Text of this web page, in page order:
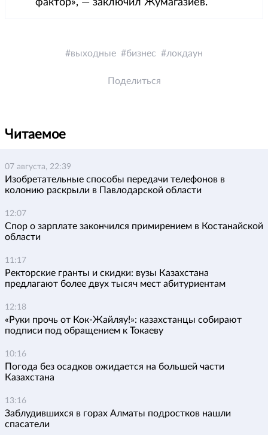
фактор», — заключил Жумагазиев.
выходные бизнес локдаун
Поделиться
Читаемое
07 августа, 22:39
Изобретательные способы передачи телефонов в
колонию раскрыли в Павлодарской области
12:07
Спор о зарплате закончился примирением в Костанайской
области
11:17
Ректорские гранты и скидки: вузы Казахстана
предлагают более двух тысяч мест абитуриентам
12:18
«Руки прочь от Кок-Жайляу!»: казахстанцы собирают
подписи под обращением к Токаеву
10:16
Погода без осадков ожидается на большей части
Казахстана
13:16
Заблудившихся в горах Алматы подростков нашли
спасатели